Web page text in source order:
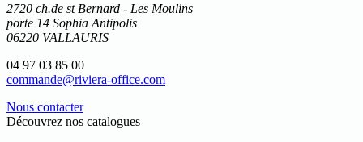
2720 ch.de st Bernard - Les Moulins
porte 14 Sophia Antipolis
06220 VALLAURIS
04 97 03 85 00
commande@riviera-office.com
Nous contacter
Découvrez nos catalogues